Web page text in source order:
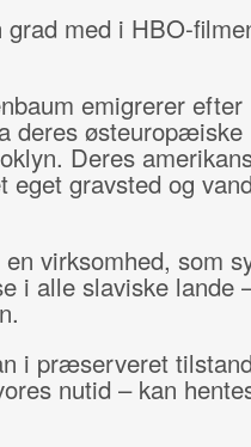
med i HBO-
emigrerer efter
deres
Deres
eget gravsted og
virksomhed, som
i alle slaviske lande
i præserveret
nutid – kan